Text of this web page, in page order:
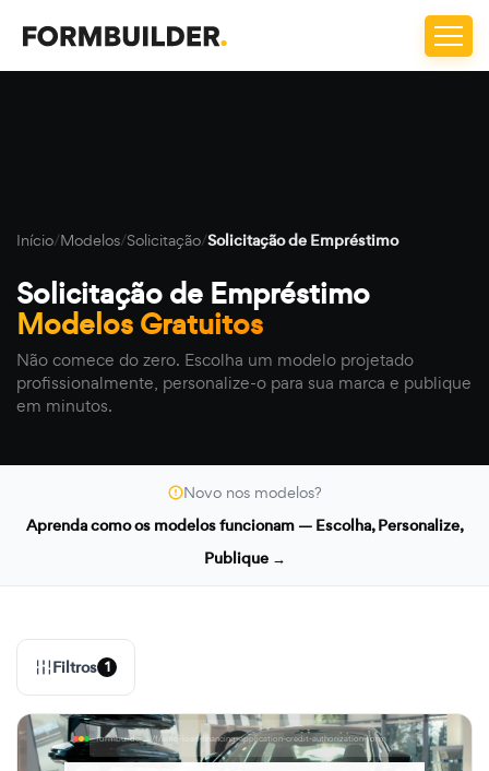
Início/Modelos/Solicitação/Solicitação de Empréstimo
Solicitação de Empréstimo
Modelos Gratuitos
Não comece do zero. Escolha um modelo projetado
profissionalmente, personalize-o para sua marca e publique
em minutos.
Novo nos modelos?
Aprenda como os modelos funcionam — Escolha, Personalize,
Publique →
Filtros 1
formbuilder.ai/f/auto-loan-financing-application-credit-authorization-form